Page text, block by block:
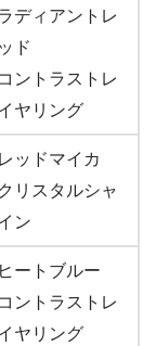
ディアントレ
ッド
コントラストレ
ヤリング
レッドマイカ
クリスタルシャ
ン
ヒートブルー
コントラストレ
ヤリング